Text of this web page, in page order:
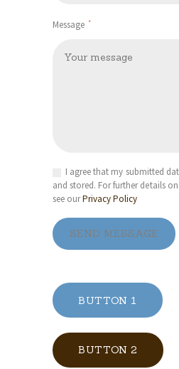
Message
I agree that my submitted
and stored. For further details
see ourPrivacy Policy
SEND MESSAGE
BUTTON 1
BUTTON 2